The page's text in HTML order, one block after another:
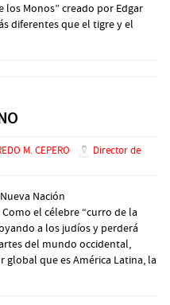
los Monos” creado por Edgar
diferentes que el tigre y el
M. CEPERO
Director de
Nación
el célebre “curro de la
a los judíos y perderá
del mundo occidental,
global que es América Latina, la